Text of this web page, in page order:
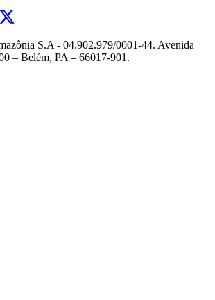
S.A - 04.902.979/0001‐44. Avenida
– Belém, PA – 66017-901.